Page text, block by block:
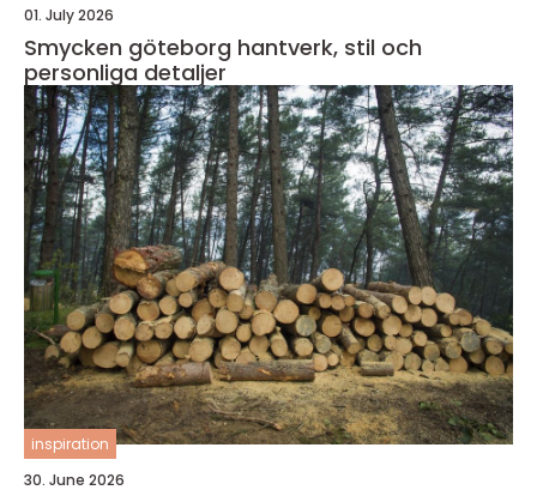
01. July 2026
Smycken göteborg hantverk, stil och
personliga detaljer
inspiration
30. June 2026